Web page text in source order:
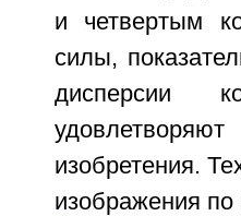
и четвертым
силы,
дисперсии
изобретения.
изображения